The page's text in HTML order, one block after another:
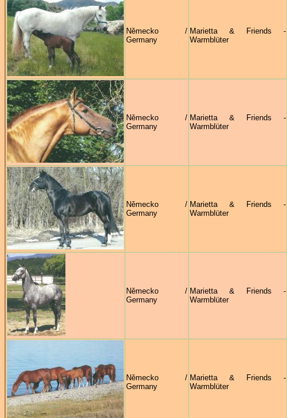
Německo /
Germany
Marietta & Friends -
Warmblüter
Německo /
Germany
Marietta & Friends -
Warmblüter
Německo /
Germany
Marietta & Friends -
Warmblüter
Německo /
Germany
Marietta & Friends -
Warmblüter
Německo /
Germany
Marietta & Friends -
Warmblüter